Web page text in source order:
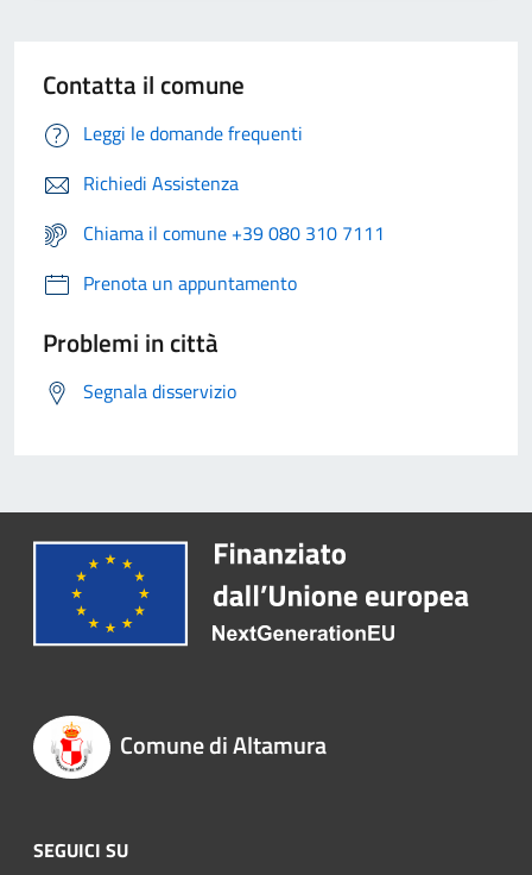
Contatta il comune
Leggi le domande frequenti
Richiedi Assistenza
Chiama il comune +39 080 310 7111
Prenota un appuntamento
Problemi in città
Segnala disservizio
Comune di Altamura
SEGUICI SU